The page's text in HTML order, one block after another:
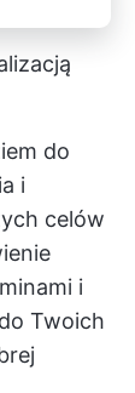
do
i
celów
i
Twoich